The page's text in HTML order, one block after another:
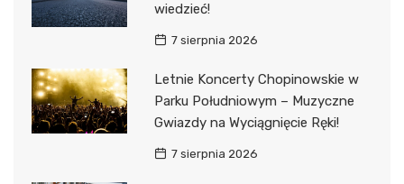
wiedzieć!
7 sierpnia 2026
Letnie Koncerty Chopinowskie w
Parku Południowym – Muzyczne
Gwiazdy na Wyciągnięcie Ręki!
7 sierpnia 2026